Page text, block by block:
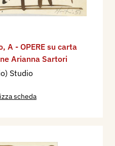
, A - OPERE su carta
Arianna Sartori
Studio
scheda